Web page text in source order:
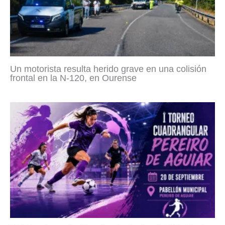
Un motorista resulta herido grave en una colisión
frontal en la N-120, en Ourense